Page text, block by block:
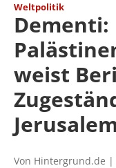
Weltpolitik
Dementi:
weist
Von Hintergrund.de |